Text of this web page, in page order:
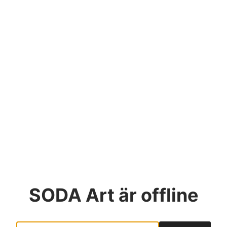
SODA Art är offline